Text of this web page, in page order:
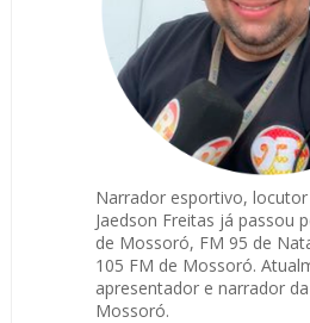
Narrador esportivo,
Jaedson Freitas já passou
de Mossoró, FM 95 de
105 FM de Mossoró.
apresentador e narrador
Mossoró.